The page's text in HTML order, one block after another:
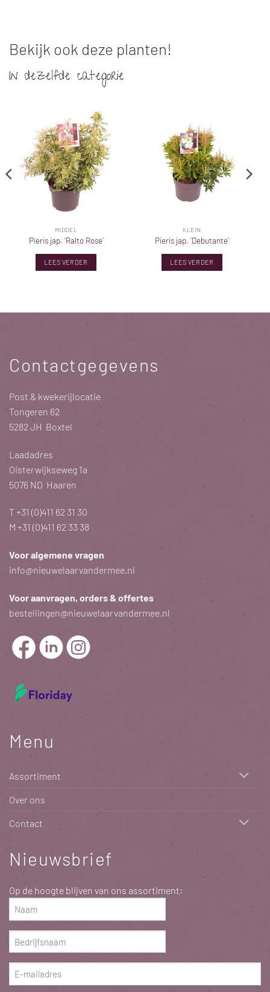
Bekijk ook deze planten!
In dezelfde categorie
MIDDEL
Pieris jap. ‘Ralto Rose’
LEES VERDER
KLEIN
Pieris jap. ‘Debutante’
LEES VERDER
Contactgegevens
Post & kwekerijlocatie
Tongeren 62
5282 JH Boxtel
Laadadres
Oisterwijkseweg 1a
5076 ND Haaren
T+31 (0)411 62 31 30
M +31 (0)411 62 33 38
Voor algemene vragen
info@nieuwelaarvandermee.nl
Voor aanvragen, orders & offertes
bestellingen@nieuwelaarvandermee.nl
Menu
Assortiment
Over ons
Contact
Nieuwsbrief
Op de hoogte blijven van ons assortiment:
Naam
(Vereist)
Bedrijfsnaam
(Vereist)
E-
mailadres